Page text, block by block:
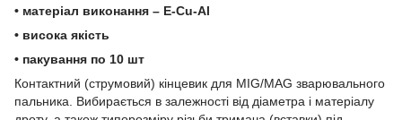
• матеріал виконання – E-Cu-Al
• висока якість
• пакування по 10 шт
Контактний (струмовий) кінцевик для MIG/MAG зварювального
пальника. Вибирається в залежності від діаметра і матеріалу